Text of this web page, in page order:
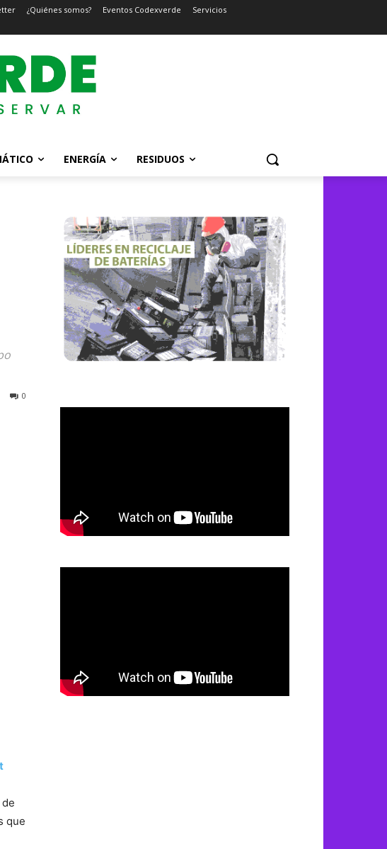
¿Quiénes somos? Eventos Codexverde Servicios
ENERGÍA RESIDUOS
0
que